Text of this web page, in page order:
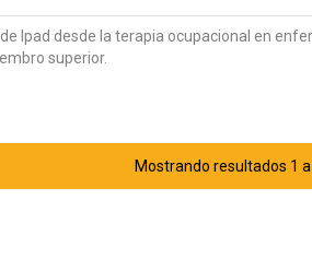
Ipad desde la terapia ocupacional en
superior.
Mostrando resultados 1 a